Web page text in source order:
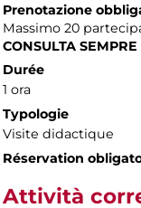
Prenotazione
Massimo 20
CONSULTA
Durée
1 ora
Typologie
Visite didactique
Réservation
Attività